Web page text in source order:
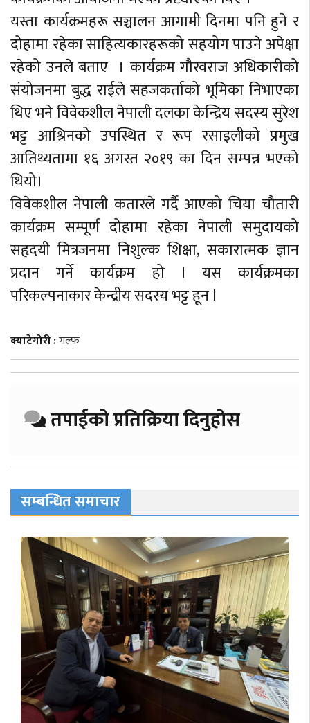
यस्ता कार्यक्रमहरू सञ्चालन आगामी दिनमा पनि हुने र
दोहामा रहेका साहित्यकारहरूको सहयोग पाउने अपेक्षा
रहेको उनले बताए । कार्यक्रम गौरवराज अधिकारीको
संयोजनमा बुद्ध राईले सहजकर्ताको भूमिका निभाएका
थिए भने विवेकशील नेपाली दलका केन्द्रिय सदस्य सुरेश
भट्ट आश्रिनको उपस्थित र रूप रसाइलीको प्रमुख
आतिथ्यतामा १६ अगस्त २०१९ का दिन सम्पन्न भएको
थियो।
विवेकशील नेपाली कतारले गर्दै आएको चिया चौतारी
कार्यक्रम सम्पूर्ण दोहामा रहेका नेपाली समुदायको
सहृदयी मित्र‍जनमा निशुल्क शिक्षा, सकारात्मक ज्ञान
प्रदान गर्ने कार्यक्रम हो l यस कार्यक्रमका
परिकल्पनाकार केन्द्रीय सदस्य भट्ट हून l
क्याटेगोरी :गल्फ
तपाईको प्रतिक्रिया दिनुहोस
सम्बन्धित समाचार
नेपाली व्यवसायी संघद्वारा प्रथम सचिव कृष्ण
कुमार सुवेदीलाई भव्य सम्मान…